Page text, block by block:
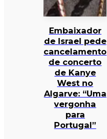
Embaixador
de Israel pede
cancelamento
de concerto
de Kanye
West no
Algarve: “Uma
vergonha
para
Portugal”